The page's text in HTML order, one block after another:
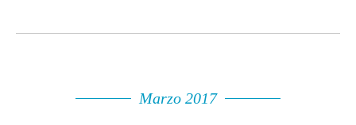
Marzo 2017